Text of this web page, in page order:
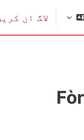
لاگ ان کریں